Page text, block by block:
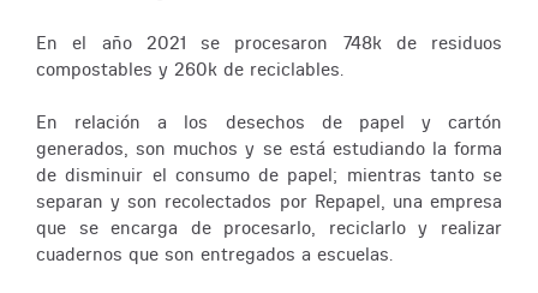
En el año 2021 se procesaron 748k de residuos
compostables y 260k de reciclables.
En relación a los desechos de papel y cartón
generados, son muchos y se está estudiando la forma
de disminuir el consumo de papel; mientras tanto se
separan y son recolectados por Repapel, una empresa
que se encarga de procesarlo, reciclarlo y realizar
cuadernos que son entregados a escuelas.